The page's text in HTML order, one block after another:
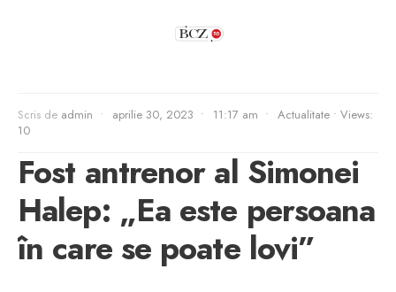
Scris de admin • aprilie 30, 2023 • 11:17 am • Actualitate • Views:
10
Fost antrenor al Simonei
Halep: „Ea este persoana
în care se poate lovi”